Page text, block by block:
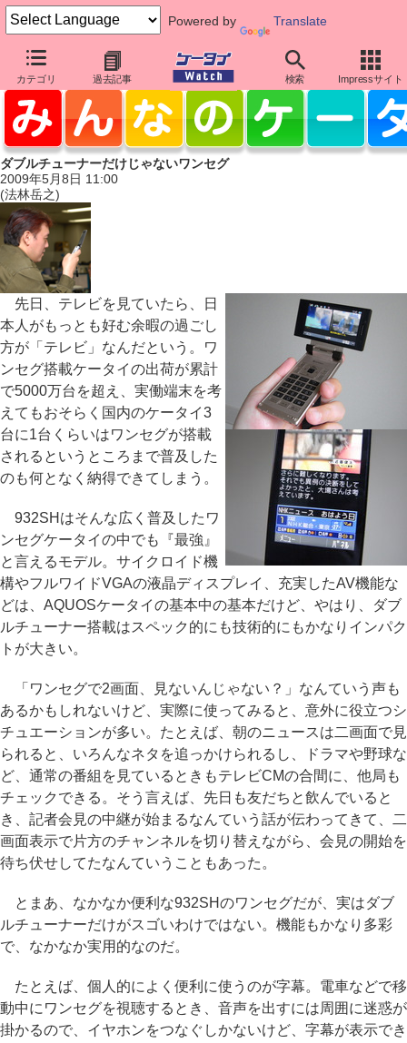
Powered by Translate
カテゴリ 過去記事 検索 Impressサイト
ダブルチューナーだけじゃないワンセグ
2009年5月8日 11:00
(法林岳之)
先日、テレビを見ていたら、日
本人がもっとも好む余暇の過ごし
方が「テレビ」なんだという。ワ
ンセグ搭載ケータイの出荷が累計
で5000万台を超え、実働端末を考
えてもおそらく国内のケータイ3
台に1台くらいはワンセグが搭載
されるというところまで普及した
のも何となく納得できてしまう。
932SHはそんな広く普及したワ
ンセグケータイの中でも『最強』
と言えるモデル。サイクロイド機
構やフルワイドVGAの液晶ディスプレイ、充実したAV機能な
どは、AQUOSケータイの基本中の基本だけど、やはり、ダブ
ルチューナー搭載はスペック的にも技術的にもかなりインパク
トが大きい。
「ワンセグで2画面、見ないんじゃない？」なんていう声も
あるかもしれないけど、実際に使ってみると、意外に役立つシ
チュエーションが多い。たとえば、朝のニュースは二画面で見
られると、いろんなネタを追っかけられるし、ドラマや野球な
ど、通常の番組を見ているときもテレビCMの合間に、他局も
チェックできる。そう言えば、先日も友だちと飲んでいると
き、記者会見の中継が始まるなんていう話が伝わってきて、二
画面表示で片方のチャンネルを切り替えながら、会見の開始を
待ち伏せしてたなんていうこともあった。
とまあ、なかなか便利な932SHのワンセグだが、実はダブ
ルチューナーだけがスゴいわけではない。機能もかなり多彩
で、なかなか実用的なのだ。
たとえば、個人的によく便利に使うのが字幕。電車などで移
動中にワンセグを視聴するとき、音声を出すには周囲に迷惑が
掛かるので、イヤホンをつなぐしかないけど、字幕が表示でき